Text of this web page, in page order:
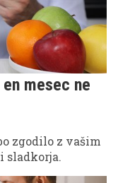
mesec ne
zgodilo z vašim
sladkorja.